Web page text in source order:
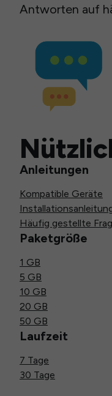
Antworten auf
Anleitungen
Kompatible Geräte
Häufig gestellte
Paketgröße
1 GB
5 GB
10 GB
20 GB
50 GB
Laufzeit
7 Tage
30 Tage